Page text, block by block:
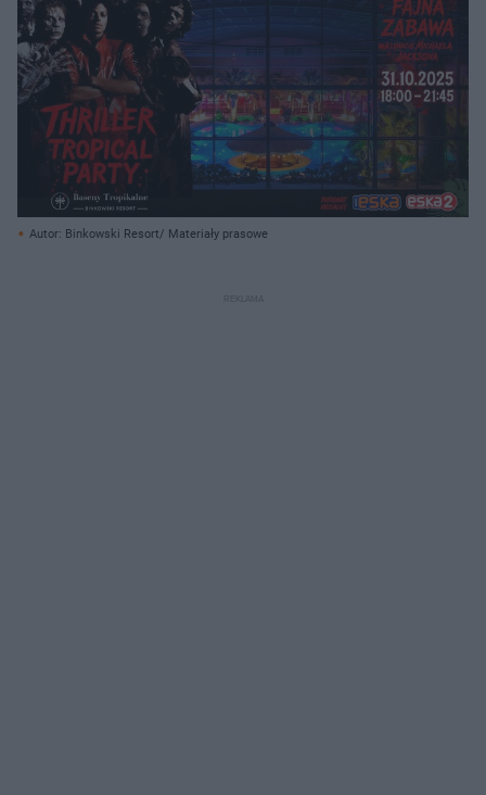
Autor: Binkowski Resort/ Materiały prasowe